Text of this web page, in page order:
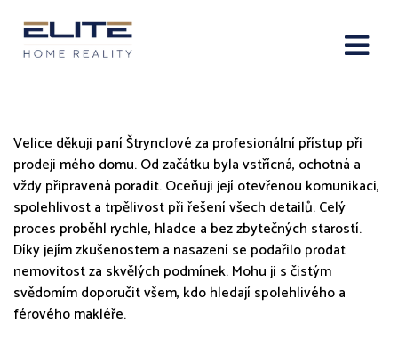
Velice děkuji paní Štrynclové za profesionální přístup při
prodeji mého domu. Od začátku byla vstřícná, ochotná a
vždy připravená poradit. Oceňuji její otevřenou komunikaci,
spolehlivost a trpělivost při řešení všech detailů. Celý
proces proběhl rychle, hladce a bez zbytečných starostí.
Díky jejím zkušenostem a nasazení se podařilo prodat
nemovitost za skvělých podmínek. Mohu ji s čistým
svědomím doporučit všem, kdo hledají spolehlivého a
férového makléře.